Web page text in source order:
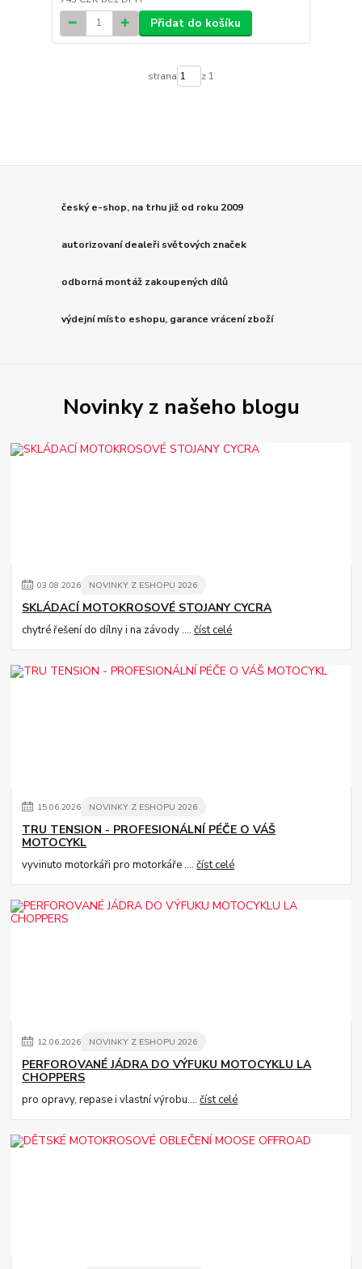
Přidat do košíku
strana z 1
český e-shop, na trhu již od roku 2009
autorizovaní dealeři světových značek
odborná montáž zakoupených dílů
výdejní místo eshopu, garance vrácení zboží
Novinky z našeho blogu
03.08.2026 NOVINKY Z ESHOPU 2026
SKLÁDACÍ MOTOKROSOVÉ STOJANY CYCRA
chytré řešení do dílny i na závody ....číst celé
15.06.2026 NOVINKY Z ESHOPU 2026
TRU TENSION - PROFESIONÁLNÍ PÉČE O VÁŠ
MOTOCYKL
vyvinuto motorkáři pro motorkáře ....číst celé
12.06.2026 NOVINKY Z ESHOPU 2026
PERFOROVANÉ JÁDRA DO VÝFUKU MOTOCYKLU LA
CHOPPERS
pro opravy, repase i vlastní výrobu....číst celé